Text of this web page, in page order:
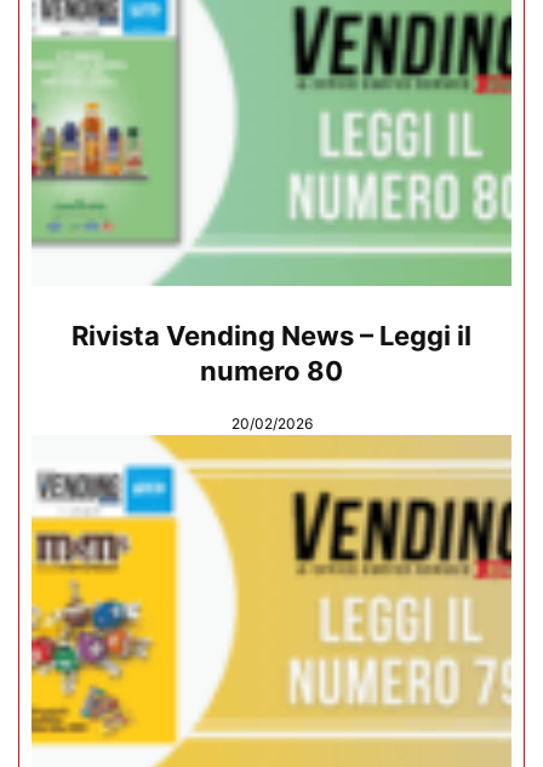
Rivista Vending News – Leggi il
numero 80
20/02/2026